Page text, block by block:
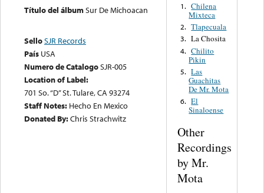
Título del álbumSur De Michoacan
SelloSJR Records
País USA
Numero de CatalogoSJR-005
Location of Label:
701 So. “D” St. Tulare, CA 93274
Staff Notes: Hecho En Mexico
Donated By:Chris Strachwitz
1. Chilena
Mixteca
2. Tlapecuala
3. La Chosita
4. Chilito
Pikin
5. Las
Guachitas
De Mr. Mota
6. El
Sinaloense
Other
Recordings
by Mr.
Mota